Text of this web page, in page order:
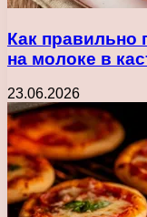
Как правильно
на молоке в
23.06.2026